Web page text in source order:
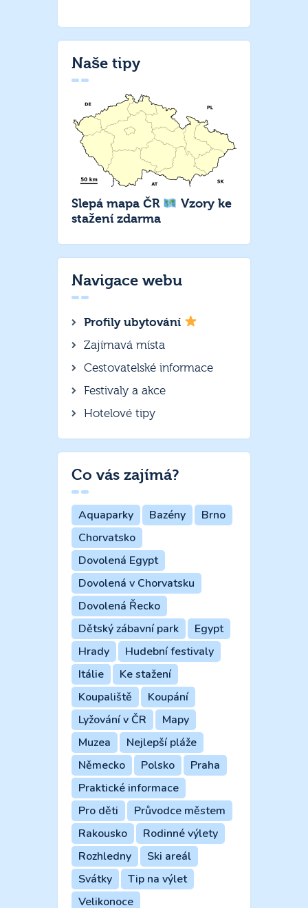
Naše tipy
Slepá mapa ČR
Vzory ke
stažení zdarma
Navigace webu
Profily ubytování
Zajímavá místa
Cestovatelské informace
Festivaly a akce
Hotelové tipy
Co vás zajímá?
Aquaparky Bazény
Brno
Chorvatsko
Dovolená Egypt
Dovolená v Chorvatsku
Dovolená Řecko
Dětský zábavní park
Egypt
Hrady
Hudební festivaly
Itálie
Ke stažení
Koupaliště
Koupání
Lyžování v ČR
Mapy
Muzea
Nejlepší pláže
Německo
Polsko
Praha
Praktické informace
Pro děti
Průvodce městem
Rakousko
Rodinné výlety
Rozhledny
Ski areál
Svátky
Tip na výlet
Velikonoce